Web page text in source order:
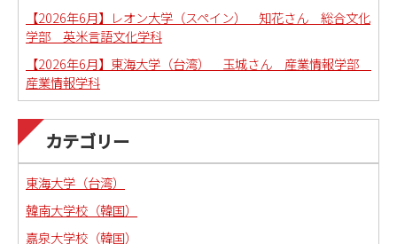
【2026年6月】レオン大学（スペイン） 知花さん 総合文化
学部 英米言語文化学科
【2026年6月】東海大学（台湾） 玉城さん 産業情報学部
産業情報学科
カテゴリー
東海大学（台湾）
韓南大学校（韓国）
嘉泉大学校（韓国）